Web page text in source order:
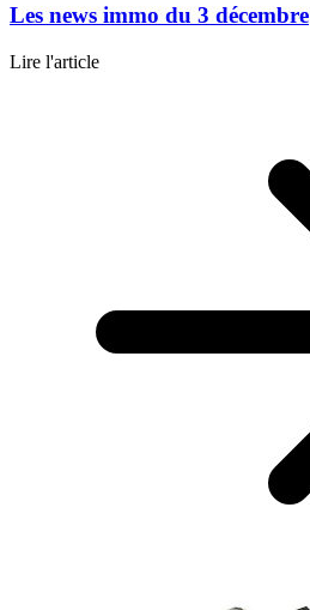
Les news immo du 3 décembre
Lire l'article